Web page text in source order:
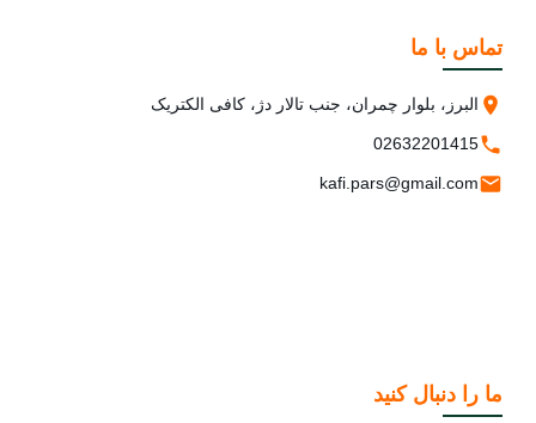
تماس با ما
البرز، بلوار چمران، جنب تالار دژ، کافی الکتریک
02632201415
kafi.pars@gmail.com
ما را دنبال کنید